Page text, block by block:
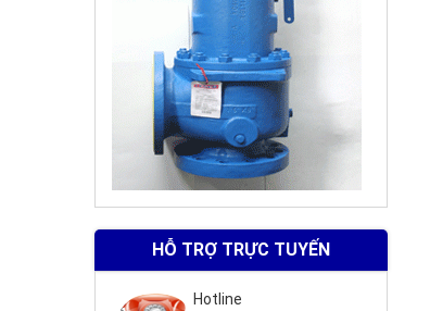
HỖ TRỢ TRỰC TUYẾN
Hotline